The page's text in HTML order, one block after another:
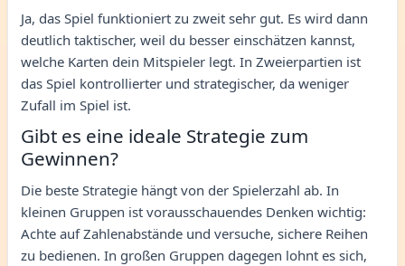
Ja, das Spiel funktioniert zu zweit sehr gut. Es wird dann
deutlich taktischer, weil du besser einschätzen kannst,
welche Karten dein Mitspieler legt. In Zweierpartien ist
das Spiel kontrollierter und strategischer, da weniger
Zufall im Spiel ist.
Gibt es eine ideale Strategie zum
Gewinnen?
Die beste Strategie hängt von der Spielerzahl ab. In
kleinen Gruppen ist vorausschauendes Denken wichtig:
Achte auf Zahlenabstände und versuche, sichere Reihen
zu bedienen. In großen Gruppen dagegen lohnt es sich,